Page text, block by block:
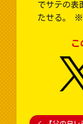
でサテの表
たせる。 ※
こ